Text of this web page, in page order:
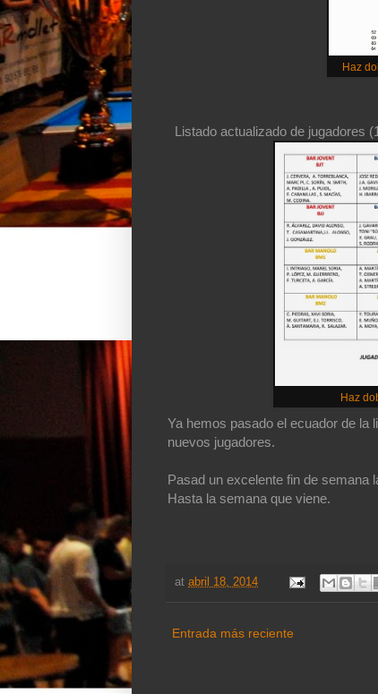
Haz
Listado actualizado de jugadores
Haz
Ya hemos pasado el ecuador de la
nuevos jugadores.
Pasad un excelente fin de semana
Hasta la semana que viene.
at abril 18, 2014
Entrada más reciente